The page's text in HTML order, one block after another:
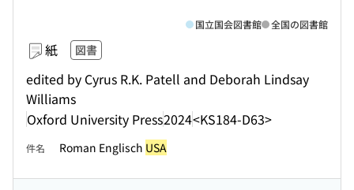
紙 図書
edited by Cyrus R.K. Patell and Deborah Lindsay
Williams
Oxford University Press2024<KS184-D63>
国立国会図書館 全国の図書館
件名 Roman Englisch USA